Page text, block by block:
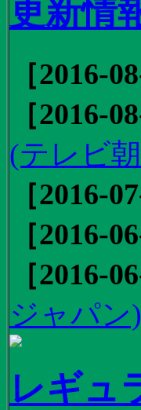
更新情
［2016-
［2016-
(テレビ
［2016-
［2016-
［2016-
ジャパン)
レギュ